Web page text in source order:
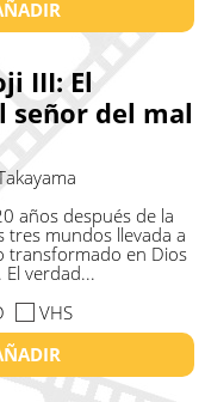
III: El
señor del mal
años después de la
tres mundos llevada a
transformado en Dios
verdad...
VHS